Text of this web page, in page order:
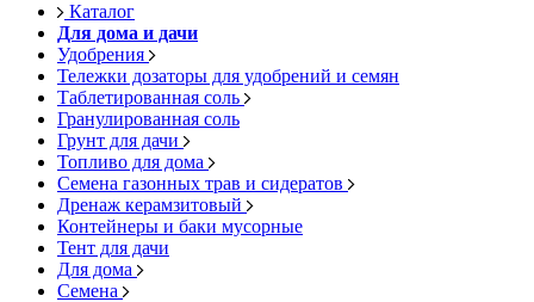
Каталог
Для дома и дачи
Удобрения
Тележки дозаторы для удобрений и семян
Таблетированная соль
Гранулированная соль
Грунт для дачи
Топливо для дома
Семена газонных трав и сидератов
Дренаж керамзитовый
Контейнеры и баки мусорные
Тент для дачи
Для дома
Семена